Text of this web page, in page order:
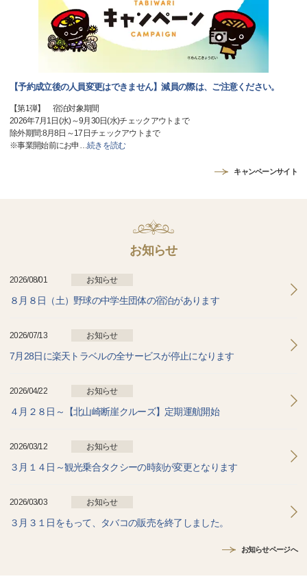
【予約成立後の人員変更はできません】減員の際は、ご注意ください。
【第1弾】 宿泊対象期間
2026年7月1日(水)～9月30日(水)チェックアウトまで
除外期間:8月8日～17日チェックアウトまで
※事業開始前にお申 …続きを読む
キャンペーンサイト
お知らせ
2026/08/01 お知らせ
８月８日（土）野球の中学生団体の宿泊があります
2026/07/13 お知らせ
7月28日に楽天トラベルの全サービスが停止になります
2026/04/22 お知らせ
４月２８日～【北山崎断崖クルーズ】定期運航開始
2026/03/12 お知らせ
３月１４日～観光乗合タクシーの時刻が変更となります
2026/03/03 お知らせ
３月３１日をもって、タバコの販売を終了しました。
お知らせページへ